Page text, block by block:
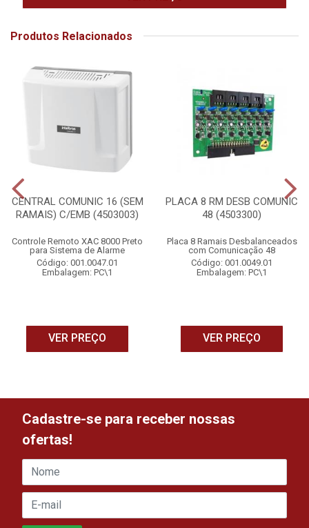
Produtos Relacionados
CENTRAL COMUNIC 16 (SEM
RAMAIS) C/EMB (4503003)
Controle Remoto XAC 8000 Preto
para Sistema de Alarme
Código: 001.0047.01
Embalagem: PC\1
VER PREÇO
PLACA 8 RM DESB COMUNIC
48 (4503300)
Placa 8 Ramais Desbalanceados
com Comunicação 48
Código: 001.0049.01
Embalagem: PC\1
VER PREÇO
Cadastre-se para receber nossas
ofertas!